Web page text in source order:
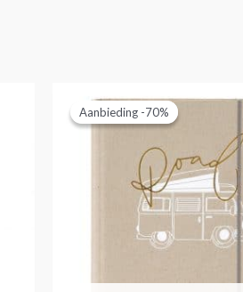
Aanbieding -70%
Aanbieding -70%
prijs
was:
prijs
is: